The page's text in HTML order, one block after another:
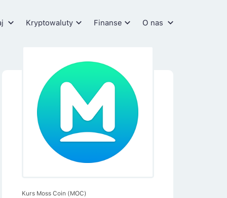
Kryptowaluty Finanse O nas
Kurs Moss Coin (MOC)